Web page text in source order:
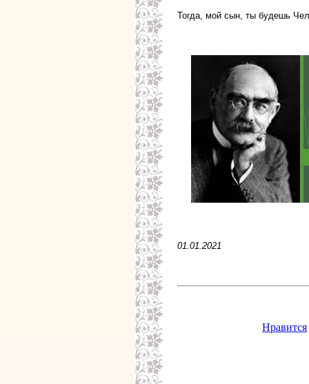
Тогда, мой сын, ты будешь
01.01.2021
Нравится